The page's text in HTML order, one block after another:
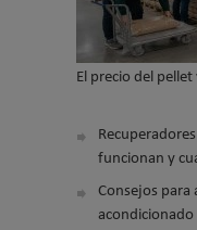
El precio del
funcionan y
Consejos para
acondicionado